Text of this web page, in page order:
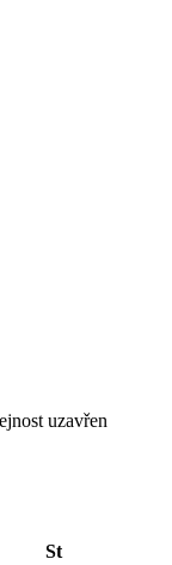
uzavřen
St